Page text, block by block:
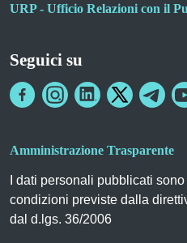
URP - Ufficio Relazioni con il
Seguici su
Amministrazione Trasparente
I dati personali pubblicati
condizioni previste dalla
dal d.lgs. 36/2006